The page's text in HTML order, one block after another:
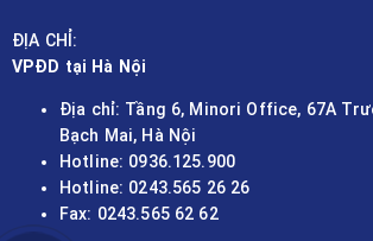
ĐỊA CHỈ:
VPĐD tại Hà Nội
Địa chỉ: Tầng 6, Minori Office, 67A
Bạch Mai, Hà Nội
Hotline: 0936.125.900
Hotline: 0243.565 26 26
Fax: 0243.565 62 62